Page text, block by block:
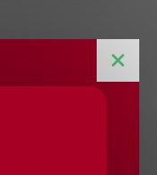
Partager la page
des ateliers
être bien dans